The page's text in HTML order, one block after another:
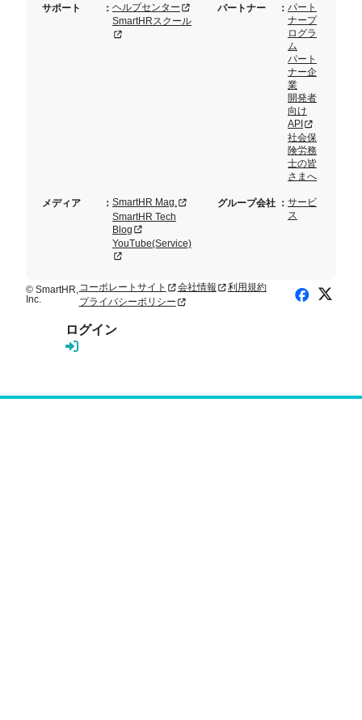
サポート ： ヘルプセンター 新規タブまたはウィンドウで開く
SmartHRスクール
新規タブまたはウィンドウで開く
メディア ： SmartHR Mag.新規タブまたはウィンドウで開く
SmartHR Tech
Blog 新規タブまたはウィンドウで開く
YouTube(Service)
新規タブまたはウィンドウで開く
パートナー ： パート
ナープ
ログラ
ム
パート
ナー企
業
開発者
向け
API新規タブま
社会保
険労務
士の皆
さまへ
グループ会社 ： サービ
ス
© SmartHR,
Inc.
コーポレートサイト 新規タブまたはウィンドウで開く
会社情報新規タブまたはウィンドウで開く
利用規約
プライバシーポリシー新規タブまたはウィンドウで開くFacebook
X
ログイン